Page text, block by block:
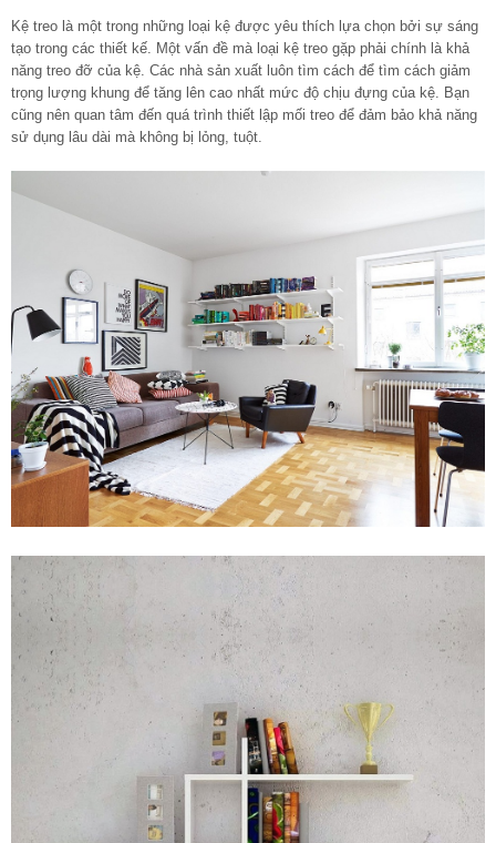
Kệ treo là một trong những loại kệ được yêu thích lựa chọn bởi sự sáng
tạo trong các thiết kế. Một vấn đề mà loại kệ treo gặp phải chính là khả
năng treo đỡ của kệ. Các nhà sản xuất luôn tìm cách để tìm cách giảm
trọng lượng khung để tăng lên cao nhất mức độ chịu đựng của kệ. Bạn
cũng nên quan tâm đến quá trình thiết lập mối treo để đảm bảo khả năng
sử dụng lâu dài mà không bị lỏng, tuột.